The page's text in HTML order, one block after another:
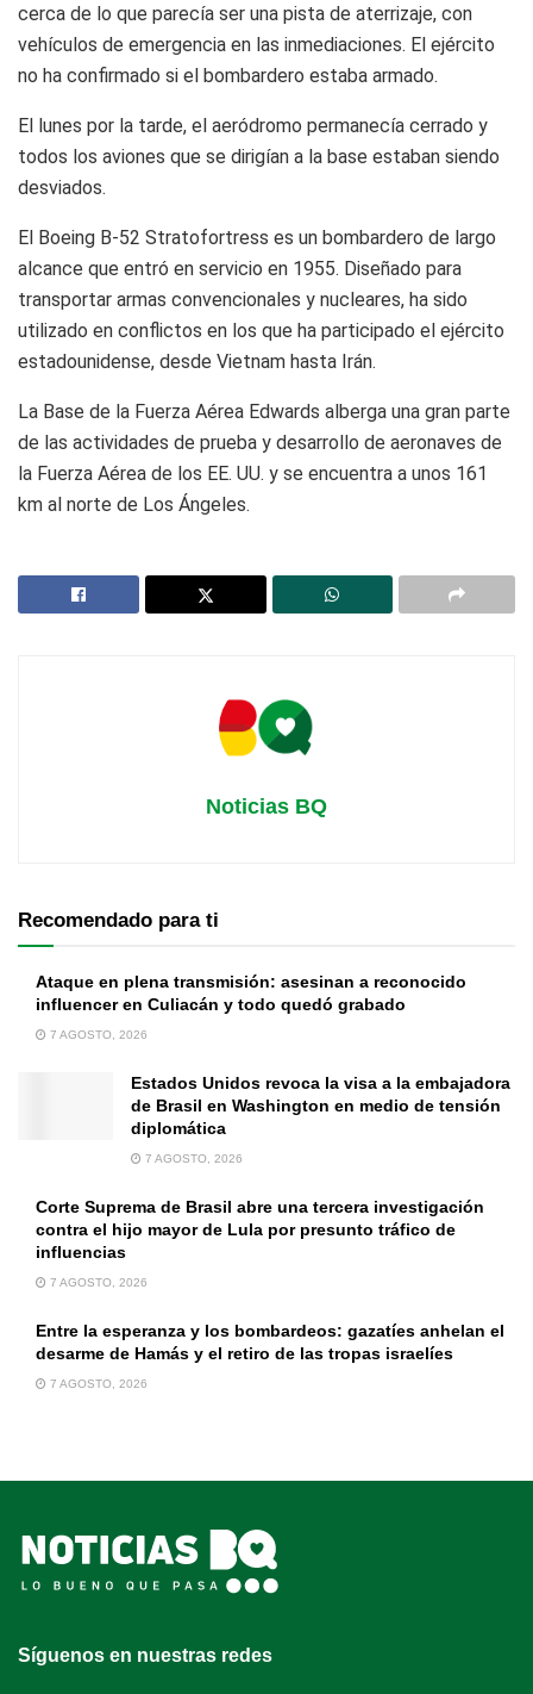
cerca de lo que parecía ser una pista de aterrizaje, con
vehículos de emergencia en las inmediaciones. El ejército
no ha confirmado si el bombardero estaba armado.
El lunes por la tarde, el aeródromo permanecía cerrado y
todos los aviones que se dirigían a la base estaban siendo
desviados.
El Boeing B-52 Stratofortress es un bombardero de largo
alcance que entró en servicio en 1955. Diseñado para
transportar armas convencionales y nucleares, ha sido
utilizado en conflictos en los que ha participado el ejército
estadounidense, desde Vietnam hasta Irán.
La Base de la Fuerza Aérea Edwards alberga una gran parte
de las actividades de prueba y desarrollo de aeronaves de
la Fuerza Aérea de los EE. UU. y se encuentra a unos 161
km al norte de Los Ángeles.
Noticias BQ
Recomendado para ti
Ataque en plena transmisión: asesinan a reconocido
influencer en Culiacán y todo quedó grabado
7 AGOSTO, 2026
Estados Unidos revoca la visa a la embajadora
de Brasil en Washington en medio de tensión
diplomática
7 AGOSTO, 2026
Corte Suprema de Brasil abre una tercera investigación
contra el hijo mayor de Lula por presunto tráfico de
influencias
7 AGOSTO, 2026
Entre la esperanza y los bombardeos: gazatíes anhelan el
desarme de Hamás y el retiro de las tropas israelíes
7 AGOSTO, 2026
Síguenos en nuestras redes